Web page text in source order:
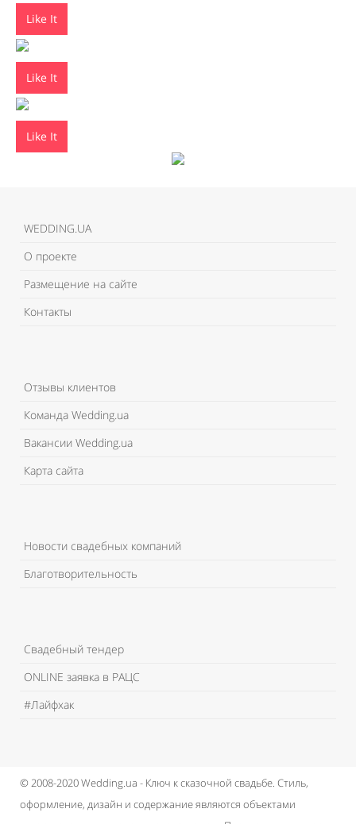
Like It
Like It
Like It
WEDDING.UA
О проекте
Размещение на сайте
Контакты
Отзывы клиентов
Команда Wedding.ua
Вакансии Wedding.ua
Карта сайта
Новости свадебных компаний
Благотворительность
Свадебный тендер
ONLINE заявка в РАЦС
#Лайфхак
© 2008-2020 Wedding.ua - Ключ к сказочной свадьбе. Стиль,
оформление, дизайн и содержание являются объектами